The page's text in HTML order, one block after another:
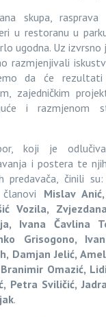
skupa,
u restoranu u
ugodna. Uz izvrsno
razmjenjivali
da će
zajedničkim
i razmjenom
koji je
i postera te
predavača, činili
Mislav
Vozila,
Ivana Čavlina
Grisogono,
Damjan Jelić,
Omazić,
Petra Sviličić,
.